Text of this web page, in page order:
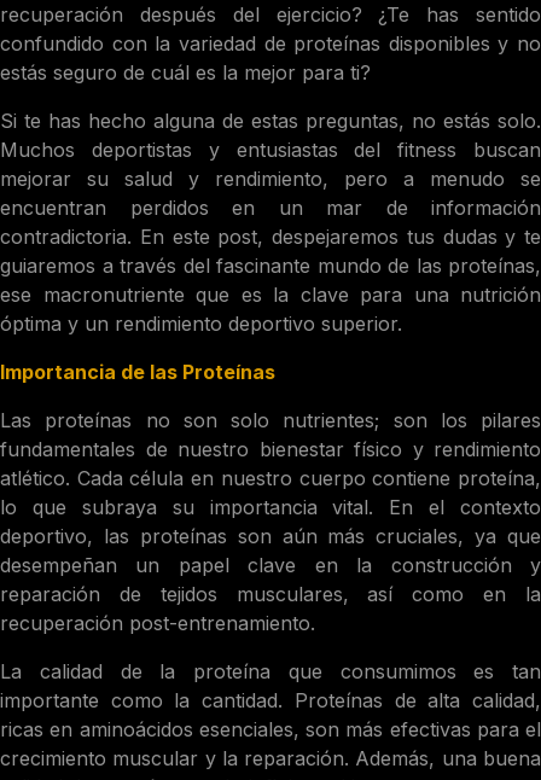
recuperación después del ejercicio? ¿Te has sentido
confundido con la variedad de proteínas disponibles y no
estás seguro de cuál es la mejor para ti?
Si te has hecho alguna de estas preguntas, no estás solo.
Muchos deportistas y entusiastas del fitness buscan
mejorar su salud y rendimiento, pero a menudo se
encuentran perdidos en un mar de información
contradictoria. En este post, despejaremos tus dudas y te
guiaremos a través del fascinante mundo de las proteínas,
ese macronutriente que es la clave para una nutrición
óptima y un rendimiento deportivo superior.
Importancia de las Proteínas
Las proteínas no son solo nutrientes; son los pilares
fundamentales de nuestro bienestar físico y rendimiento
atlético. Cada célula en nuestro cuerpo contiene proteína,
lo que subraya su importancia vital. En el contexto
deportivo, las proteínas son aún más cruciales, ya que
desempeñan un papel clave en la construcción y
reparación de tejidos musculares, así como en la
recuperación post-entrenamiento.
La calidad de la proteína que consumimos es tan
importante como la cantidad. Proteínas de alta calidad,
ricas en aminoácidos esenciales, son más efectivas para el
crecimiento muscular y la reparación. Además, una buena